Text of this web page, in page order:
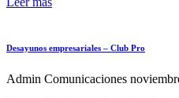
Desayunos empresariales – Club Pro
Admin Comunicaciones